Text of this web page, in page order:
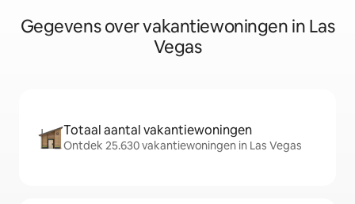
Gegevens over vakantiewoningen in Las
Vegas
Totaal aantal vakantiewoningen
Ontdek 25.630 vakantiewoningen in Las Vegas